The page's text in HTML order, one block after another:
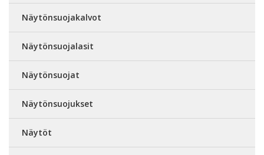
Näytönsuojakalvot
Näytönsuojalasit
Näytönsuojat
Näytönsuojukset
Näytöt